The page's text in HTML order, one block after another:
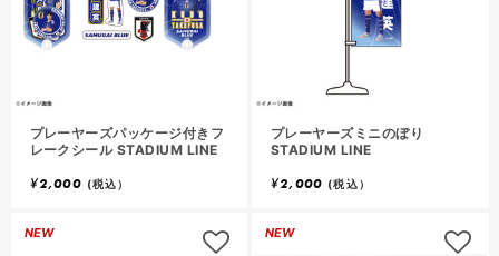
プレーヤーズパッケージ付きフ
レークシール STADIUM LINE
¥2,000 (税込）
プレーヤーズミニのぼり
STADIUM LINE
¥2,000 (税込）
NEW NEW